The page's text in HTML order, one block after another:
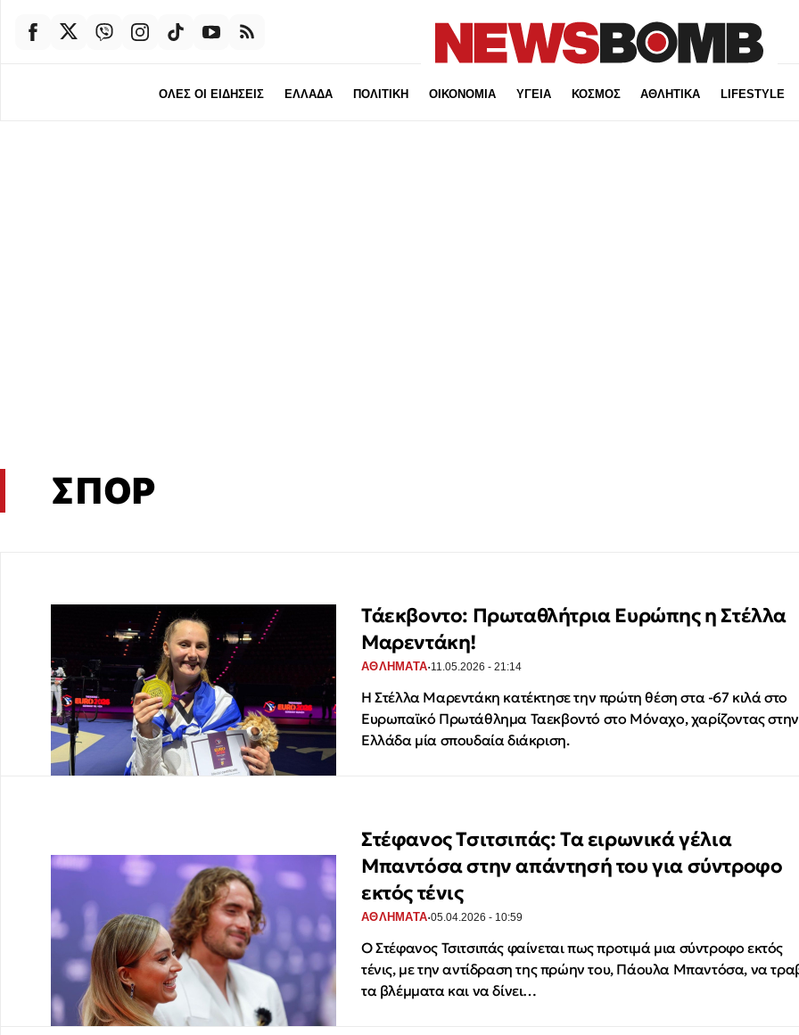
ΟΛΕΣ ΟΙ ΕΙΔΗΣΕΙΣ ΕΛΛΑΔΑ ΠΟΛΙΤΙΚΗ ΟΙΚΟΝΟΜΙΑ ΥΓΕΙΑ ΚΟΣΜΟΣ ΑΘΛΗΤΙΚΑ LIFESTYLE
ΣΠΟΡ
Τάεκβοντο: Πρωταθλήτρια Ευρώπης η Στέλλα
Μαρεντάκη!
ΑΘΛΗΜΑΤΑ·11.05.2026 - 21:14
Η Στέλλα Μαρεντάκη κατέκτησε την πρώτη θέση στα -67 κιλά στο
Ευρωπαϊκό Πρωτάθλημα Ταεκβοντό στο Μόναχο, χαρίζοντας στην
Ελλάδα μία σπουδαία διάκριση.
Στέφανος Τσιτσιπάς: Τα ειρωνικά γέλια
Μπαντόσα στην απάντησή του για σύντροφο
εκτός τένις
ΑΘΛΗΜΑΤΑ·05.04.2026 - 10:59
Ο Στέφανος Τσιτσιπάς φαίνεται πως προτιμά μια σύντροφο εκτός
τένις, με την αντίδραση της πρώην του, Πάουλα Μπαντόσα, να
τα βλέμματα και να δίνει…